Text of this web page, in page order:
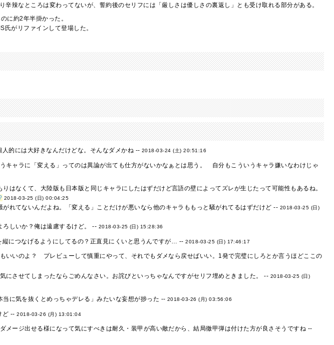
辛辣なところは変わってないが、誓約後のセリフには「厳しさは優しさの裏返し」とも受け取れる部分がある。
に約2年半掛かった。
がリファインして登場した。
的には大好きなんだけどな。そんなダメかね -- 2018-03-24 (土) 20:51:16
キャラに「変える」ってのは異論が出ても仕方がないかなぁとは思う。 自分もこういうキャラ嫌いなわけじゃ
はなくて、大陸版も日本版と同じキャラにしたはずだけど言語の壁によってズレが生じたって可能性もあるね。
2018-03-25 (日) 00:04:25
れてないんだよね。「変える」ことだけが悪いなら他のキャラももっと騒がれてるはずだけど -- 2018-03-25 (日)
ろしいか？俺は遠慮するけど。 -- 2018-03-25 (日) 15:28:36
につなげるようにしてるの？正直見にくいと思うんですが… --2018-03-25 (日) 17:46:17
いいのよ？ プレビューして慎重にやって、それでもダメなら戻せばいい。1発で完璧にしろとか言うほどここの
にさせてしまったならごめんなさい。お詫びといっちゃなんですがセリフ埋めときました。 -- 2018-03-25 (日)
に気を抜くとめっちゃデレる」みたいな妄想が捗った -- 2018-03-26 (月) 03:56:06
ど --2018-03-26 (月) 13:01:04
メージ出せる様になって気にすべきは耐久・装甲が高い敵だから、結局徹甲弾は付けた方が良さそうですね --